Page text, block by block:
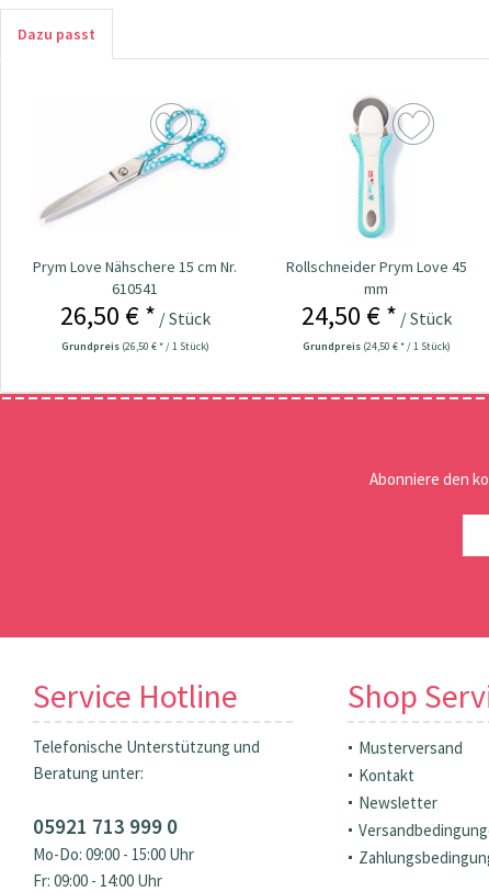
Dazu passt
Prym Love Nähschere 15 cm Nr.
610541
26,50 € * / Stück
Grundpreis (26,50 € * / 1 Stück)
Rollschneider Prym Love 45
mm
24,50 € * / Stück
Grundpreis (24,50 € * / 1 Stück)
Abonniere den
Service Hotline
Telefonische Unterstützung und
Beratung unter:
05921 713 999 0
Mo-Do: 09:00 - 15:00 Uhr
Fr: 09:00 - 14:00 Uhr
Shop
Musterversand
Kontakt
Newsletter